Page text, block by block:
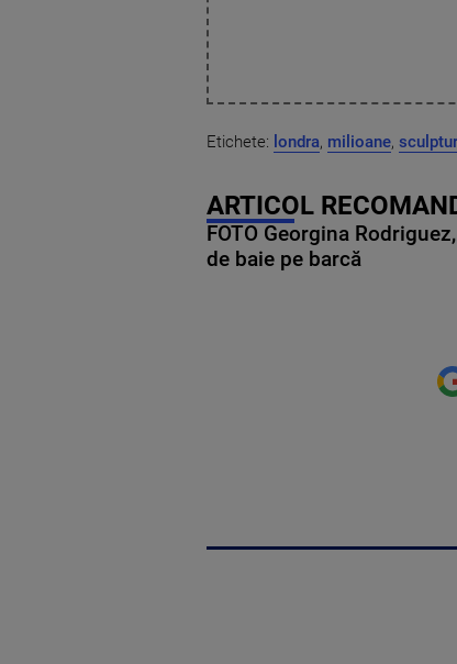
Etichete: londra, milioane,
ARTICOL
FOTO Georgina
de baie pe barcă